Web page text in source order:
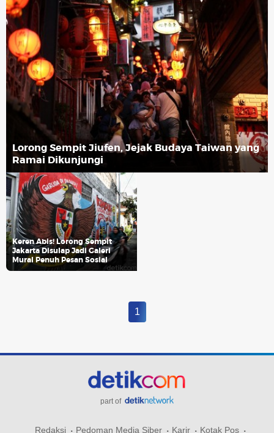
Lorong Sempit Jiufen, Jejak Budaya Taiwan yang
Ramai Dikunjungi
Keren Abis! Lorong Sempit
Jakarta Disulap Jadi Galeri
Mural Penuh Pesan Sosial
1
part of
Redaksi Pedoman Media Siber Karir Kotak Pos